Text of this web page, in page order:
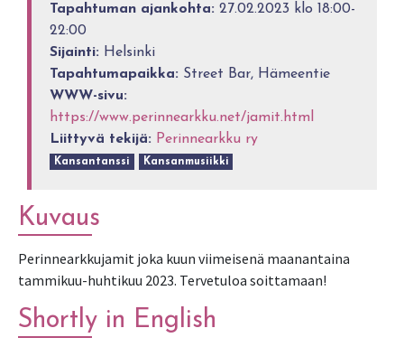
Tapahtuman ajankohta: 27.02.2023 klo 18:00-
22:00
Sijainti: Helsinki
Tapahtumapaikka: Street Bar, Hämeentie
WWW-sivu:
https://www.perinnearkku.net/jamit.html
Liittyvä tekijä: Perinnearkku ry
Kansantanssi Kansanmusiikki
Kuvaus
Perinnearkkujamit joka kuun viimeisenä maanantaina
tammikuu-huhtikuu 2023. Tervetuloa soittamaan!
Shortly in English